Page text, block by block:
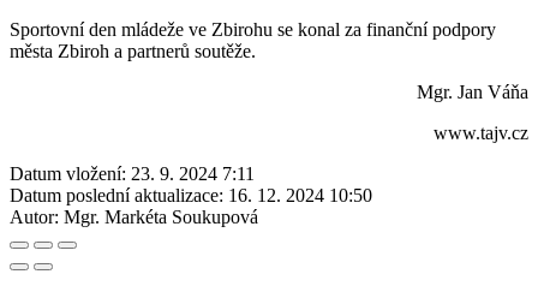
Sportovní den mládeže ve Zbirohu se konal za finanční podpory
města Zbiroh a partnerů soutěže.
Mgr. Jan Váňa
www.tajv.cz
Datum vložení: 23. 9. 2024 7:11
Datum poslední aktualizace: 16. 12. 2024 10:50
Autor: Mgr. Markéta Soukupová